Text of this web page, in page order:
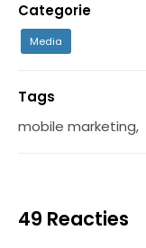
Categorie
Media
Tags
mobile marketing,
49 Reacties